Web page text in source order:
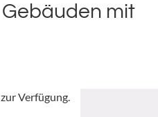
mit
zur Verfügung.